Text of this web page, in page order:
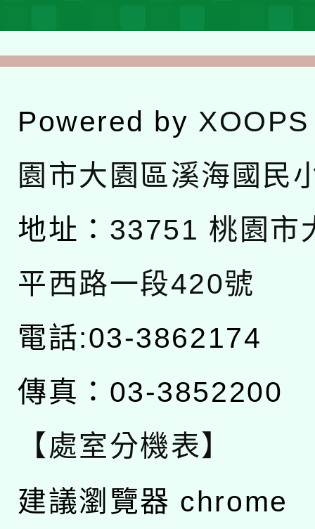
Powered by XOOPS
園市大園區溪海國民
地址： 33751 桃園市
平西路一段420號
電話:03-3862174
傳真：03-3852200
【處室分機表】
建議瀏覽器 chrome